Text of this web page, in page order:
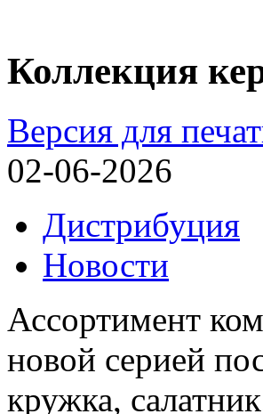
Коллекция
Версия для
02-06-2026
Дистрибуция
Новости
Ассортимент
новой серией
кружка,